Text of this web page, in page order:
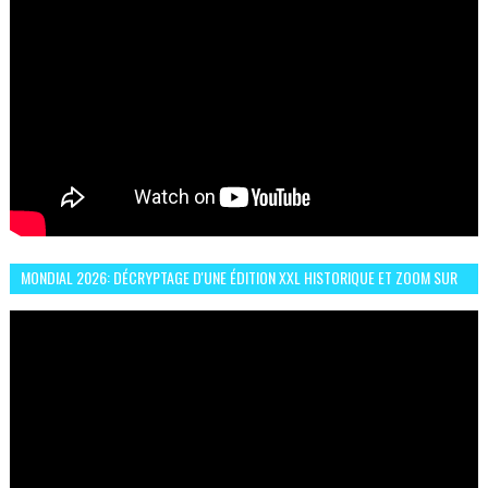
MONDIAL 2026: DÉCRYPTAGE D'UNE ÉDITION XXL HISTORIQUE ET ZOOM SUR